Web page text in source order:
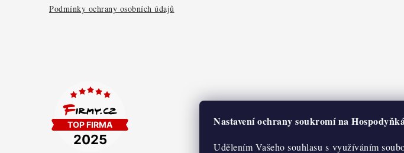
Nastavení ochrany soukromí na
Udělením Vašeho souhlasu s využíváním
Podmínky ochrany osobních údajů